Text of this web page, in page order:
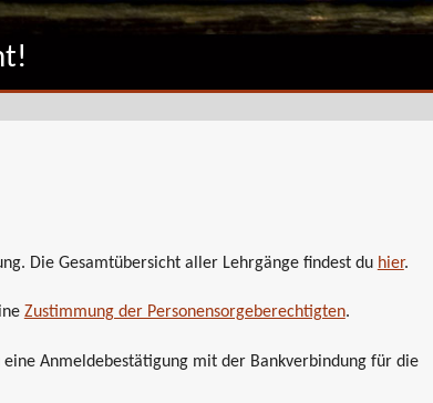
Die Gesamtübersicht aller Lehrgänge findest du hier.
Zustimmung der Personensorgeberechtigten.
Anmeldebestätigung mit der Bankverbindung für die